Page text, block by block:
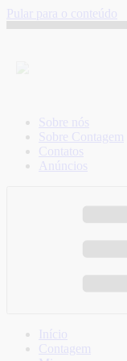
Pular para o conteúdo
Sobre nós
Sobre Contagem
Contatos
Anúncios
Início
Contagem